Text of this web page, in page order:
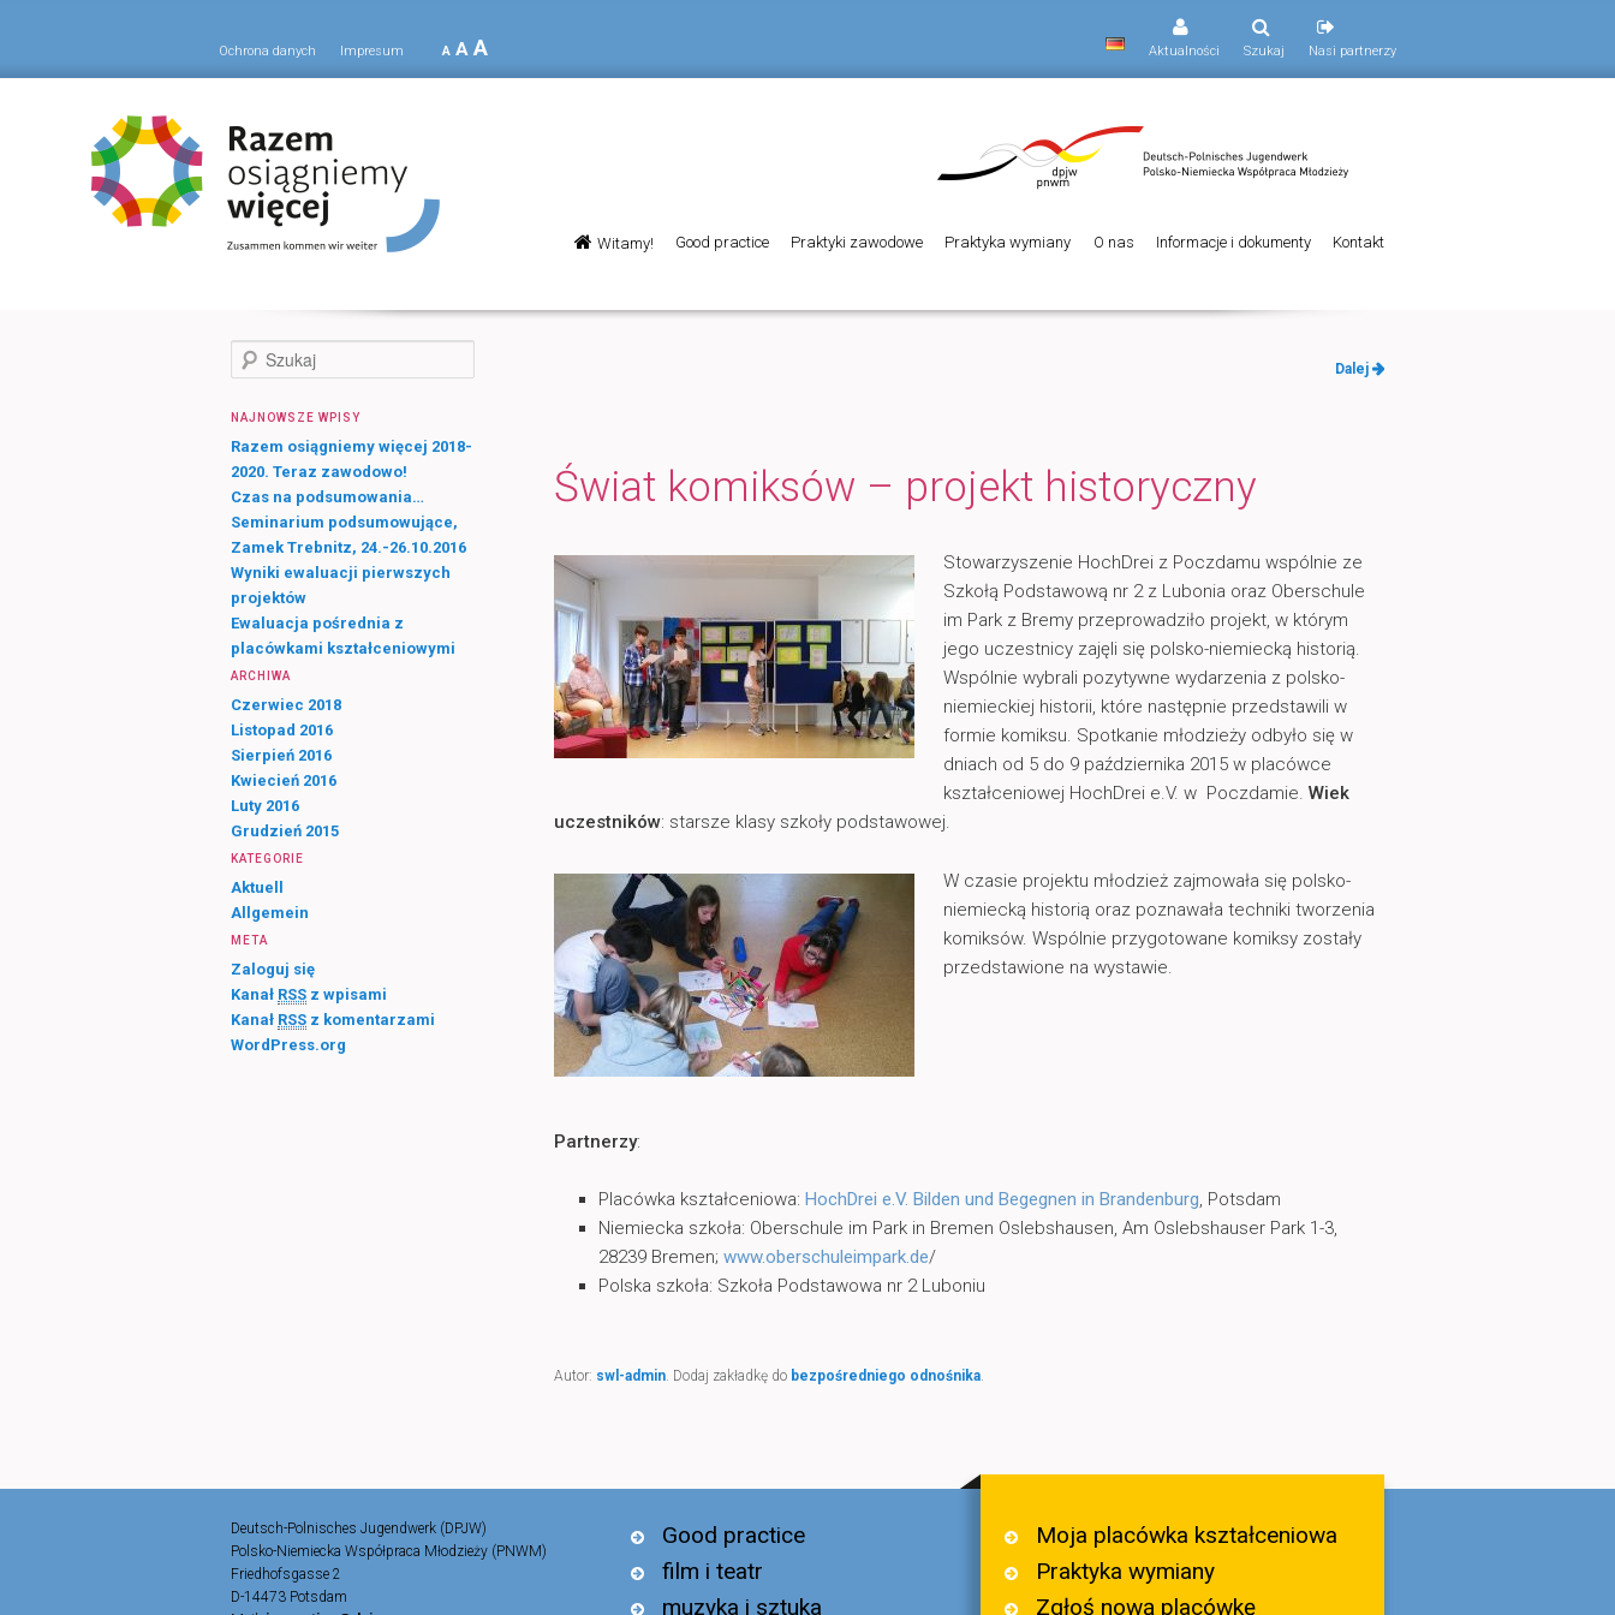
Ochrona danych Impresum A A A Aktualności Szukaj Nasi partnerzy
główne
Przeskocz
Witamy! Good practice Praktyki zawodowe Praktyka wymiany O nas Informacje i dokumenty Kontakt
Nawigacja
Dalej
Świat komiksów – projekt historyczny
Stowarzyszenie HochDrei z Poczdamu wspólnie ze
Szkołą Podstawową nr 2 z Lubonia oraz Oberschule
im Park z Bremy przeprowadziło projekt, w którym
jego uczestnicy zajęli się polsko-niemiecką historią.
Wspólnie wybrali pozytywne wydarzenia z polsko-
niemieckiej historii, które następnie przedstawili w
formie komiksu. Spotkanie młodzieży odbyło się w
dniach od 5 do 9 października 2015 w placówce
kształceniowej HochDrei e.V. w Poczdamie.Wiek
uczestników: starsze klasy szkoły podstawowej.
W czasie projektu młodzież zajmowała się polsko-
niemiecką historią oraz poznawała techniki tworzenia
komiksów. Wspólnie przygotowane komiksy zostały
przedstawione na wystawie.
Partnerzy:
Placówka kształceniowa:HochDrei e.V. Bilden und Begegnen in Brandenburg, Potsdam
Niemiecka szkoła: Oberschule im Park in Bremen Oslebshausen, Am Oslebshauser Park 1-3,
28239 Bremen;www.oberschuleimpark.de/
Polska szkoła: Szkoła Podstawowa nr 2 Luboniu
Autor: swl-admin. Dodaj zakładkę do bezpośredniego odnośnika.
z
k
a
j
NAJNOWSZE WPISY
Razem osiągniemy więcej 2018-
2020. Teraz zawodowo!
Czas na podsumowania…
Seminarium podsumowujące,
Zamek Trebnitz, 24.-26.10.2016
Wyniki ewaluacji pierwszych
projektów
Ewaluacja pośrednia z
placówkami kształceniowymi
ARCHIWA
Czerwiec 2018
Listopad 2016
Sierpień 2016
Kwiecień 2016
Luty 2016
Grudzień 2015
KATEGORIE
Aktuell
Allgemein
META
Zaloguj się
Kanał RSS z wpisami
Kanał RSS z komentarzami
WordPress.org
Deutsch-Polnisches Jugendwerk (DPJW)
Polsko-Niemiecka Współpraca Młodzieży (PNWM)
Friedhofsgasse 2
D-14473 Potsdam
Good practice
film i teatr
muzyka i sztuka
Moja placówka kształceniowa
Praktyka wymiany
Zgłoś nową placówkę